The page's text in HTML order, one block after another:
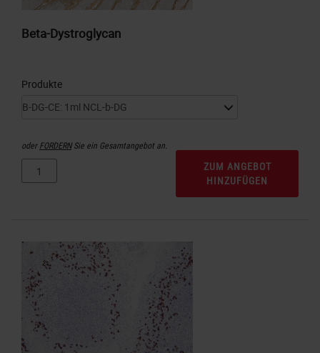
Beta-Dystroglycan
Produkte
oderFORDERNSie ein Gesamtangebot an.
ZUM ANGEBOT
HINZUFÜGEN